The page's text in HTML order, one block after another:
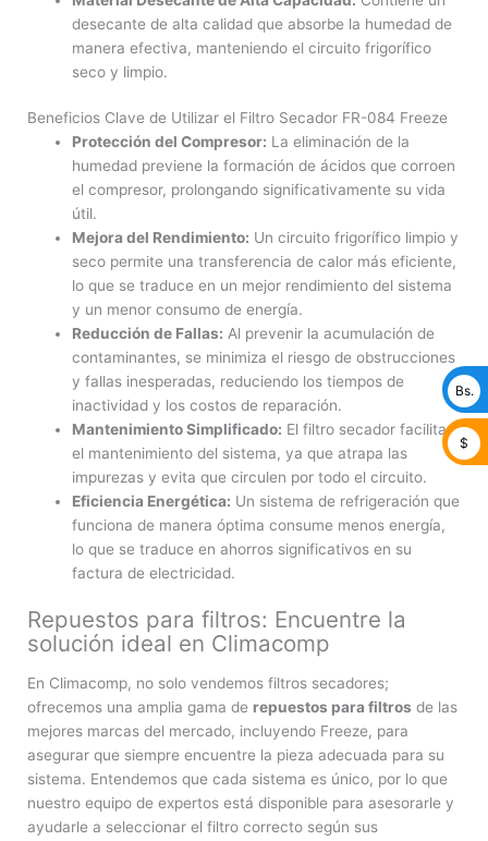
desecante de alta calidad que absorbe la humedad de
manera efectiva, manteniendo el circuito frigorífico
seco y limpio.
Beneficios Clave de Utilizar el Filtro Secador FR-084 Freeze
Protección del Compresor: La eliminación de la
humedad previene la formación de ácidos que corroen
el compresor, prolongando significativamente su vida
útil.
Mejora del Rendimiento: Un circuito frigorífico limpio y
seco permite una transferencia de calor más eficiente,
lo que se traduce en un mejor rendimiento del sistema
y un menor consumo de energía.
Reducción de Fallas: Al prevenir la acumulación de
contaminantes, se minimiza el riesgo de obstrucciones
y fallas inesperadas, reduciendo los tiempos de
inactividad y los costos de reparación.
Mantenimiento Simplificado: El filtro secador facilita
el mantenimiento del sistema, ya que atrapa las
impurezas y evita que circulen por todo el circuito.
Eficiencia Energética: Un sistema de refrigeración que
funciona de manera óptima consume menos energía,
lo que se traduce en ahorros significativos en su
factura de electricidad.
Repuestos para filtros: Encuentre la
solución ideal en Climacomp
En Climacomp, no solo vendemos filtros secadores;
ofrecemos una amplia gama de repuestos para filtros de las
mejores marcas del mercado, incluyendo Freeze, para
asegurar que siempre encuentre la pieza adecuada para su
sistema. Entendemos que cada sistema es único, por lo que
nuestro equipo de expertos está disponible para asesorarle y
ayudarle a seleccionar el filtro correcto según sus
Bs.
$